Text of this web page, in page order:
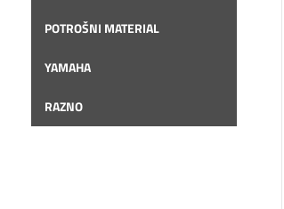
POTROŠNI MATERIAL
YAMAHA
RAZNO